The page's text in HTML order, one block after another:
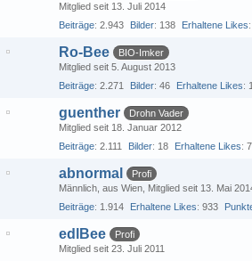
Mitglied seit 13. Juli 2014
Beiträge 2.943 Bilder 138 Erhaltene Likes
Ro-Bee
BIO-Imker
Mitglied seit 5. August 2013
Beiträge 2.271 Bilder 46 Erhaltene Likes
guenther
Drohn Vader
Mitglied seit 18. Januar 2012
Beiträge 2.111 Bilder 18 Erhaltene Likes
abnormal
Profi
Männlich aus Wien Mitglied seit 13. Mai
Beiträge 1.914 Erhaltene Likes 933
edlBee
Profi
Mitglied seit 23. Juli 2011